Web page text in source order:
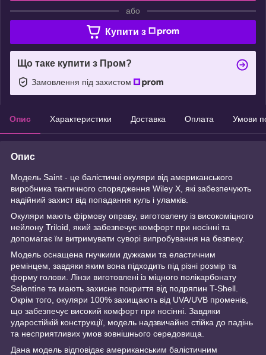
або
Купити з
Що таке купити з Пром?
Замовлення під захистом
Опис Характеристики Доставка Оплата Умови
Опис
Модель Saint - це балістичні окуляри від американського
виробника тактичного спорядження Wiley X, які забезпечують
надійний захист від попадання куль і уламків.
Окуляри мають фірмову оправу, виготовлену із високоміцного
нейлону Triloid, який забезпечує комфорт при носінні та
допомагає їм витримувати суворі випробування на безпеку.
Модель оснащена гнучкими дужками та еластичним
ремінцем, завдяки яким вона підходить під різні розмір та
форму голови. Лінзи виготовлені із міцного полікарбонату
Selentine та мають захисне покриття від подряпин T-Shell.
Окрім того, окуляри 100% захищають від UVA/UVB променів,
що забезпечує високий комфорт при носінні. Завдяки
ударостійкій конструкції, модель надзвичайно стійка до падінь
та несприятливих умов зовнішнього середовища.
Дана модель відповідає американським балістичним